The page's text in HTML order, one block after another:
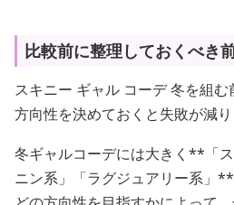
比較前に整理しておくべき
スキニー ギャル コーデ 冬を組
方向性を決めておくと失敗が減り
冬ギャルコーデには大きく**「
ニン系」「ラグジュアリー系」**